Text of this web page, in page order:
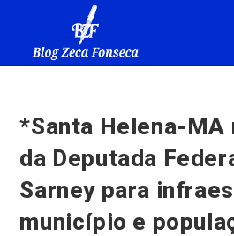
*Santa Helena-MA
da Deputada
Sarney para
município e